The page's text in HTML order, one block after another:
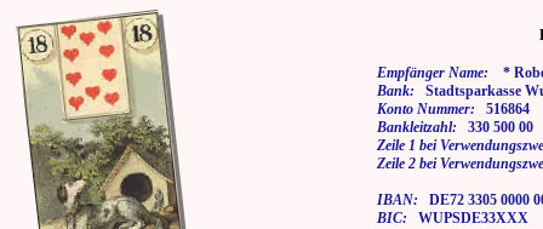
Empfänger Name: *
Bank: Stadtsparkasse
Konto Nummer: 516864
Bankleitzahl: 330 500 00
Zeile 1 bei
Zeile 2 bei
IBAN: DE72 3305 0000
BIC: WUPSDE33XXX